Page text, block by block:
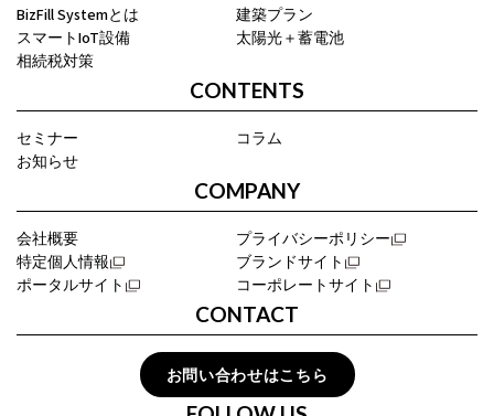
BizFill Systemとは
建築プラン
スマートIoT設備
太陽光＋蓄電池
相続税対策
CONTENTS
セミナー
コラム
お知らせ
COMPANY
会社概要
プライバシーポリシー
特定個人情報
ブランドサイト
ポータルサイト
コーポレートサイト
CONTACT
お問い合わせはこちら